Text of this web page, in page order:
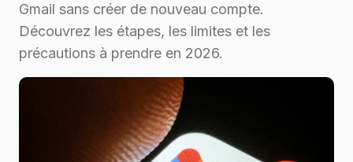
Gmail sans créer de nouveau compte.
Découvrez les étapes, les limites et les
précautions à prendre en 2026.